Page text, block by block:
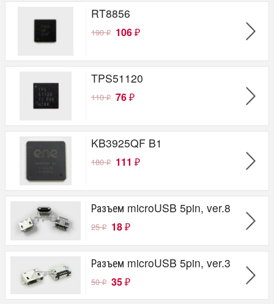
RT8856
190₽ 106 ₽
TPS51120
110₽ 76 ₽
KB3925QF B1
180₽ 111 ₽
Разъем microUSB 5pin, ver.8
25₽ 18 ₽
Разъем microUSB 5pin, ver.3
50₽ 35 ₽